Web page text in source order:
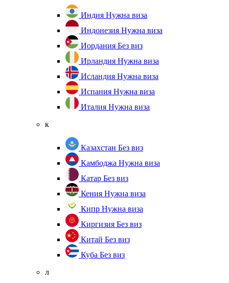
Индия Нужна виза
Индонезия Нужна виза
Иордания Без виз
Ирландия Нужна виза
Исландия Нужна виза
Испания Нужна виза
Италия Нужна виза
к
Казахстан Без виз
Камбоджа Нужна виза
Катар Без виз
Кения Нужна виза
Кипр Нужна виза
Киргизия Без виз
Китай Без виз
Куба Без виз
л